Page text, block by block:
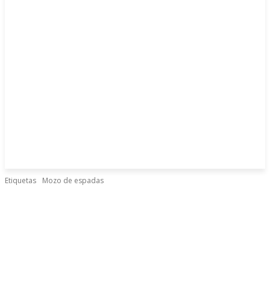
Etiquetas Mozo de espadas